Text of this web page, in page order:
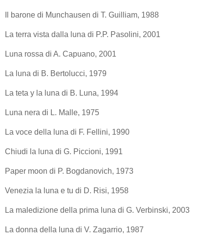
Il barone di Munchausen di T. Guilliam, 1988
La terra vista dalla luna di P.P. Pasolini, 2001
Luna rossa di A. Capuano, 2001
La luna di B. Bertolucci, 1979
La teta y la luna di B. Luna, 1994
Luna nera di L. Malle, 1975
La voce della luna di F. Fellini, 1990
Chiudi la luna di G. Piccioni, 1991
Paper moon di P. Bogdanovich, 1973
Venezia la luna e tu di D. Risi, 1958
La maledizione della prima luna di G. Verbinski, 2003
La donna della luna di V. Zagarrio, 1987